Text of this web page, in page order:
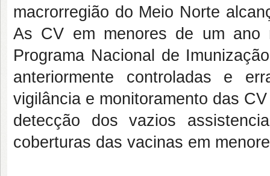
macrorregião do Meio Norte
As CV em menores de um ano
Programa Nacional de
anteriormente controladas e
vigilância e monitoramento das
detecção dos vazios
coberturas das vacinas em